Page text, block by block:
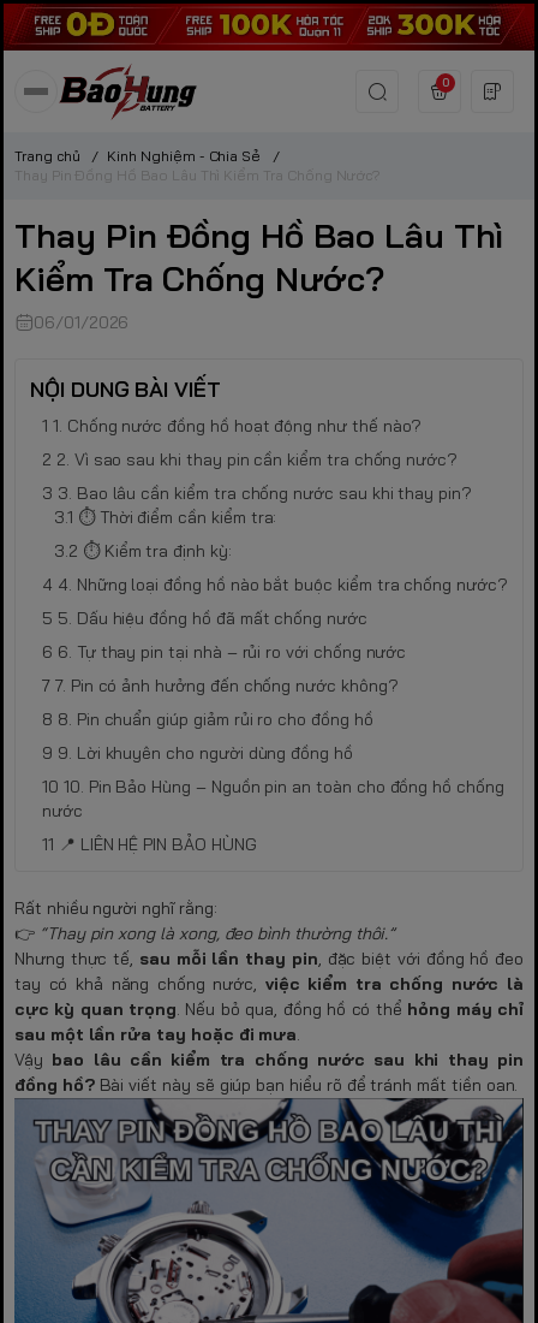
0
Trang chủ / Kinh Nghiệm - Chia Sẻ
/
Thay Pin Đồng Hồ Bao Lâu Thì Kiểm Tra Chống Nước?
Thay Pin Đồng Hồ Bao Lâu Thì
Kiểm Tra Chống Nước?
06/01/2026
NỘI DUNG BÀI VIẾT
1. Chống nước đồng hồ hoạt động như thế nào?
2. Vì sao sau khi thay pin cần kiểm tra chống nước?
3. Bao lâu cần kiểm tra chống nước sau khi thay pin?
⏱️ Thời điểm cần kiểm tra:
⏱️ Kiểm tra định kỳ:
4. Những loại đồng hồ nào bắt buộc kiểm tra chống nước?
5. Dấu hiệu đồng hồ đã mất chống nước
6. Tự thay pin tại nhà – rủi ro với chống nước
7. Pin có ảnh hưởng đến chống nước không?
8. Pin chuẩn giúp giảm rủi ro cho đồng hồ
9. Lời khuyên cho người dùng đồng hồ
10. Pin Bảo Hùng – Nguồn pin an toàn cho đồng hồ chống
nước
📍 LIÊN HỆ PIN BẢO HÙNG
Rất nhiều người nghĩ rằng:
👉 “Thay pin xong là xong, đeo bình thường thôi.”
Nhưng thực tế, sau mỗi lần thay pin, đặc biệt với đồng hồ đeo
tay có khả năng chống nước, việc kiểm tra chống nước là
cực kỳ quan trọng. Nếu bỏ qua, đồng hồ có thể hỏng máy chỉ
sau một lần rửa tay hoặc đi mưa.
Vậy bao lâu cần kiểm tra chống nước sau khi thay pin
đồng hồ?Bài viết này sẽ giúp bạn hiểu rõ để tránh mất tiền oan.